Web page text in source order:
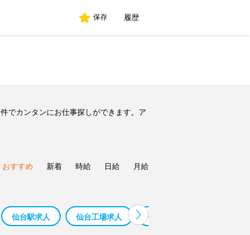
保存 履歴
でカンタンにお仕事探しができます。ア
おすすめ 新着 時給 日給 月給
仙台駅求人 仙台工場求人 仙台藤崎 求人